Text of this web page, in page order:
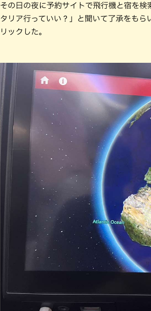
その日の夜に予約サイトで飛行機と宿を
タリア行っていい？」と聞いて了承をも
リックした。